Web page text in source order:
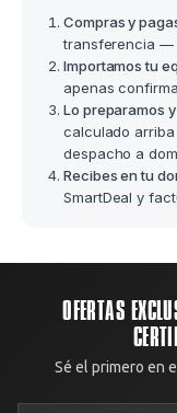
Compras y
transferencia —
Importamos tu
apenas
Lo preparamos
calculado
despacho a
Recibes en tu
SmartDeal y
OFERTAS
Sé el primero en